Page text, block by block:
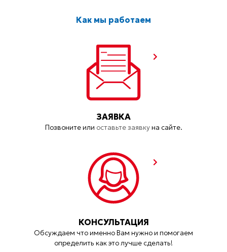
Как мы работаем
ЗАЯВКА
Позвоните или оставьте заявкуна сайте.
КОНСУЛЬТАЦИЯ
Обсуждаем что именно Вам нужно и помогаем
определить как это лучше сделать!